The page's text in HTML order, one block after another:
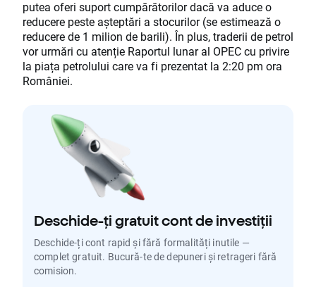
putea oferi suport cumpărătorilor dacă va aduce o
reducere peste așteptări a stocurilor (se estimează o
reducere de 1 milion de barili). În plus, traderii de petrol
vor urmări cu atenție Raportul lunar al OPEC cu privire
la piața petrolului care va fi prezentat la 2:20 pm ora
României.
Deschide-ți gratuit cont de investiții
Deschide-ți cont rapid și fără formalități inutile —
complet gratuit. Bucură-te de depuneri și retrageri fără
comision.